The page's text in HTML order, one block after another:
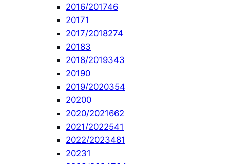
2016/201746
20171
2017/2018274
20183
2018/2019343
20190
2019/2020354
20200
2020/2021662
2021/2022541
2022/2023481
20231